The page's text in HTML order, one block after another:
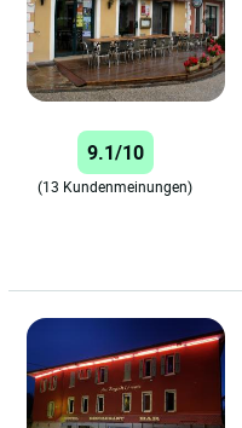
9.1/10
(13 Kundenmeinungen)